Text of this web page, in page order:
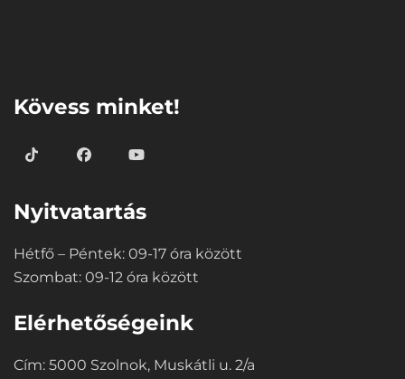
Kövess minket!
Nyitvatartás
Hétfő – Péntek: 09-17 óra között
Szombat: 09-12 óra között
Elérhetőségeink
Cím: 5000 Szolnok, Muskátli u. 2/a